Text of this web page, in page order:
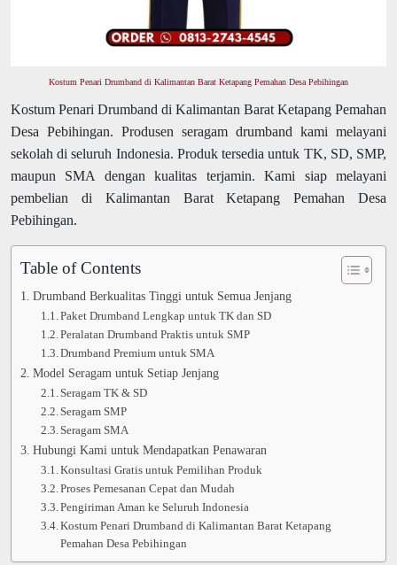
Kostum Penari Drumband di Kalimantan Barat Ketapang Pemahan Desa Pebihingan
Kostum Penari Drumband di Kalimantan Barat Ketapang Pemahan
Desa Pebihingan. Produsen seragam drumband kami melayani
sekolah di seluruh Indonesia. Produk tersedia untuk TK, SD, SMP,
maupun SMA dengan kualitas terjamin. Kami siap melayani
pembelian di Kalimantan Barat Ketapang Pemahan Desa
Pebihingan.
Table of Contents
Drumband Berkualitas Tinggi untuk Semua Jenjang
Paket Drumband Lengkap untuk TK dan SD
Peralatan Drumband Praktis untuk SMP
Drumband Premium untuk SMA
Model Seragam untuk Setiap Jenjang
Seragam TK & SD
Seragam SMP
Seragam SMA
Hubungi Kami untuk Mendapatkan Penawaran
Konsultasi Gratis untuk Pemilihan Produk
Proses Pemesanan Cepat dan Mudah
Pengiriman Aman ke Seluruh Indonesia
Kostum Penari Drumband di Kalimantan Barat Ketapang
Pemahan Desa Pebihingan